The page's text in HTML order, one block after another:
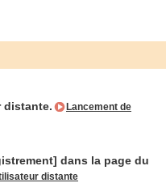
distante.
Lancement de
dans la page du
distante